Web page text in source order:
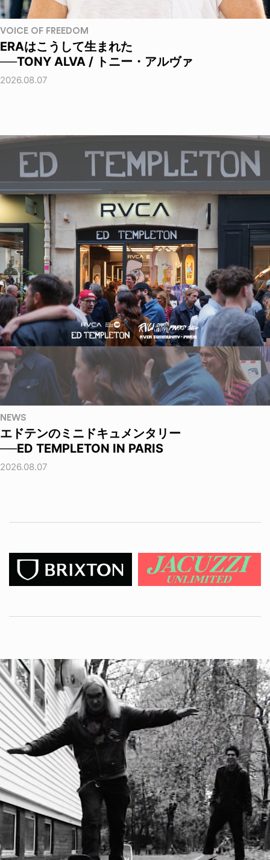
VOICE OF FREEDOM
ERAはこうして生まれた
──TONY ALVA / トニー・アルヴァ
2026.08.07
NEWS
エドテンのミニドキュメンタリー
──ED TEMPLETON IN PARIS
2026.08.07